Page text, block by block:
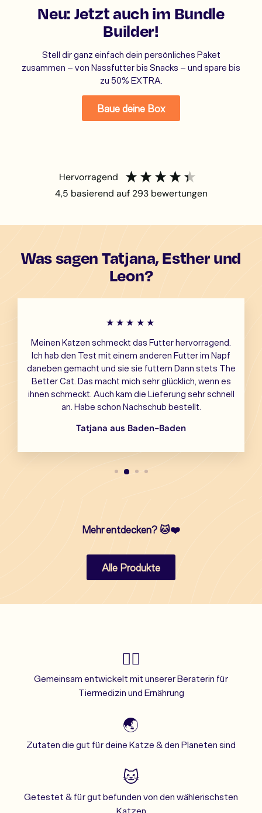
Neu: Jetzt auch im Bundle
Builder!
Stell dir ganz einfach dein persönliches Paket
zusammen – von Nassfutter bis Snacks – und spare bis
zu 50% EXTRA.
Baue deine Box
hervorragend
4,5 basierend auf 293bewertungen
Was sagen Tatjana, Esther und
Leon?
★★★★★
Meinen Katzen schmeckt das Futter hervorragend.
Ich hab den Test mit einem anderen Futter im Napf
daneben gemacht und sie sie futtern Dann stets The
Better Cat. Das macht mich sehr glücklich, wenn es
ihnen schmeckt. Auch kam die Lieferung sehr schnell
an. Habe schon Nachschub bestellt.
Tatjana aus Baden-Baden
Mehr entdecken? 🐱❤️
Alle Produkte
👩‍⚕️
Gemeinsam entwickelt mit unserer Beraterin für
Tiermedizin und Ernährung
🌏
Zutaten die gut für deine Katze & den Planeten sind
🐱
Getestet & für gut befunden von den wählerischsten
Katzen